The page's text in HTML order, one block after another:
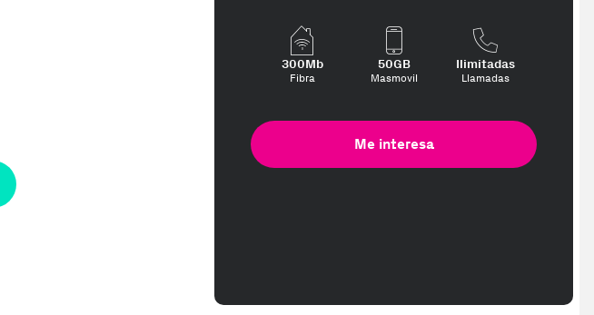
300Mb
Fibra
50GB
Masmovil
Ilimitadas
Llamadas
Me interesa